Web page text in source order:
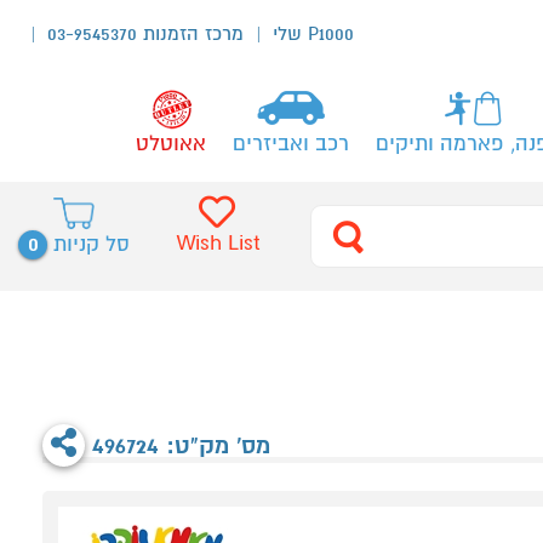
P1000 שלי מרכז הזמנות 03-9545370
פארמה ותיקים רכב ואביזרים אאוטלט
סל קניות 0 Wish List
מס' מק"ט: 496724